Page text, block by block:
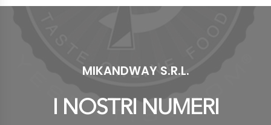
MIKANDWAY S.R.L.
I NOSTRI NUMERI